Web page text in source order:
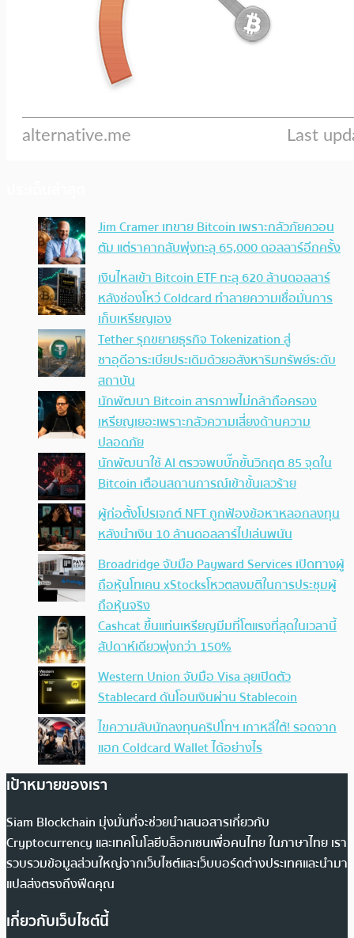
Jim Cramer เทขาย Bitcoin เพราะกลัวภัยควอน
ตัม แต่ราคากลับพุ่งทะลุ 65,000 ดอลลาร์อีกครั้ง
เงินไหลเข้า Bitcoin ETF ทะลุ 620 ล้านดอลลาร์
หลังช่องโหว่ Coldcard ทำลายความเชื่อมั่นการ
เก็บเหรียญเอง
Tether รุกขยายธุรกิจ Tokenization สู่
ซาอุดีอาระเบียประเดิมด้วยอสังหาริมทรัพย์ระดับ
สถาบัน
นักพัฒนา Bitcoin สารภาพไม่กล้าถือครอง
เหรียญเยอะเพราะกลัวความเสี่ยงด้านความ
ปลอดภัย
นักพัฒนาใช้ AI ตรวจพบบั๊กขั้นวิกฤต 85 จุดใน
Bitcoin เตือนสถานการณ์เข้าขั้นเลวร้าย
ผู้ก่อตั้งโปรเจกต์ NFT ถูกฟ้องข้อหาหลอกลงทุน
หลังนำเงิน 10 ล้านดอลลาร์ไปเล่นพนัน
Broadridge จับมือ Payward Services เปิดทางผู้
ถือหุ้นโทเคน xStocksโหวตลงมติในการประชุมผู้
ถือหุ้นจริง
Cashcat ขึ้นแท่นเหรียญมีมที่โตแรงที่สุดในเวลานี้
สัปดาห์เดียวพุ่งกว่า 150%
Western Union จับมือ Visa ลุยเปิดตัว
Stablecard ดันโอนเงินผ่าน Stablecoin
ไขความลับนักลงทุนคริปโทฯ เกาหลีใต้! รอดจาก
แฮก Coldcard Wallet ได้อย่างไร
เป้าหมายของเรา
Siam Blockchain มุ่งมั่นที่จะช่วยนำเสนอสารเกี่ยวกับ
Cryptocurrency และเทคโนโลยีบล็อกเชนเพื่อคนไทย ในภาษาไทย เรา
รวบรวมข้อมูลส่วนใหญ่จากเว็บไซต์และเว็บบอร์ดต่างประเทศและนำมา
แปลส่งตรงถึงฟีดคุณ
เกี่ยวกับเว็บไซต์นี้